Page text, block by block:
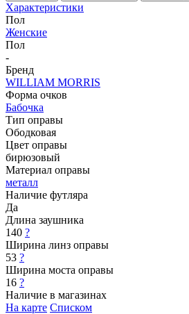
Характеристики
Пол
Женские
Пол
-
Бренд
WILLIAM MORRIS
Форма очков
Бабочка
Тип оправы
Ободковая
Цвет оправы
бирюзовый
Материал оправы
металл
Наличие футляра
Да
Длина заушника
140 ?
Ширина линз оправы
53 ?
Ширина моста оправы
16 ?
Наличие в магазинах
На карте Списком